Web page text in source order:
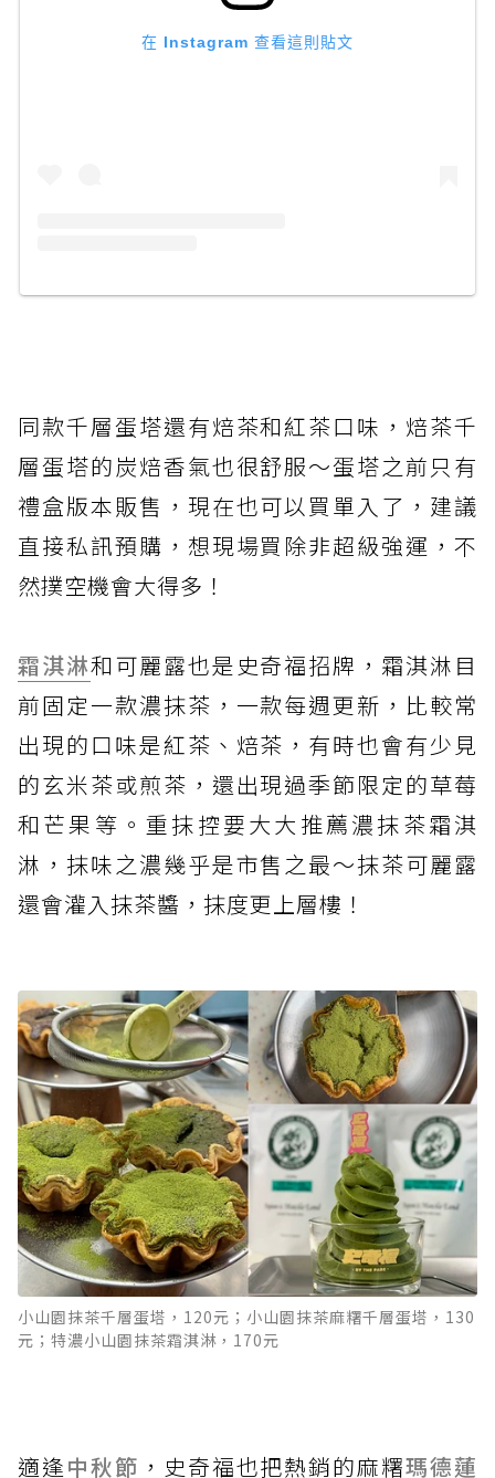
在 Instagram 查看這則貼文
同款千層蛋塔還有焙茶和紅茶口味，焙茶千
層蛋塔的炭焙香氣也很舒服～蛋塔之前只有
禮盒版本販售，現在也可以買單入了，建議
直接私訊預購，想現場買除非超級強運，不
然撲空機會大得多！
霜淇淋和可麗露也是史奇福招牌，霜淇淋目
前固定一款濃抹茶，一款每週更新，比較常
出現的口味是紅茶、焙茶，有時也會有少見
的玄米茶或煎茶，還出現過季節限定的草莓
和芒果等。重抹控要大大推薦濃抹茶霜淇
淋，抹味之濃幾乎是市售之最～抹茶可麗露
還會灌入抹茶醬，抹度更上層樓！
小山園抹茶千層蛋塔，120元；小山園抹茶麻糬千層蛋塔，130
元；特濃小山園抹茶霜淇淋，170元
適逢中秋節 ，史奇福也把熱銷的麻糬瑪德蓮